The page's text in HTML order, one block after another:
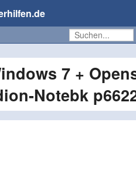
7 +
Notebk